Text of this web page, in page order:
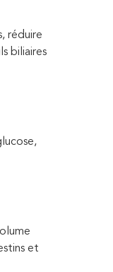
réduire
biliaires
et